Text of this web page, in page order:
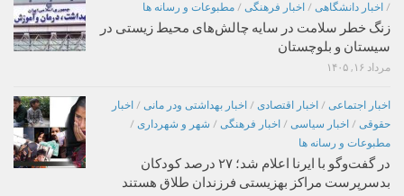
/ اخبار دانشگاهی / اخبار فرهنگی / مطبوعات و رسانه ها
زنگ خطر سلامت در سایه چالش‌های محیط زیستی در
سیستان و بلوچستان
مرداد ۱۶, ۱۴۰۵
اخبار اجتماعی / اخبار اقتصادی / اخبار بهداشتی ودر مانی / اخبار
حقوقی / اخبار سیاسی / اخبار فرهنگی / شهر و شهرداری /
مطبوعات و رسانه ها
در گفت‌وگو با ایرنا اعلام شد؛ ۲۷ درصد کودکان
بدسرپرست مراکز بهزیستی فرزندان طلاق هستند